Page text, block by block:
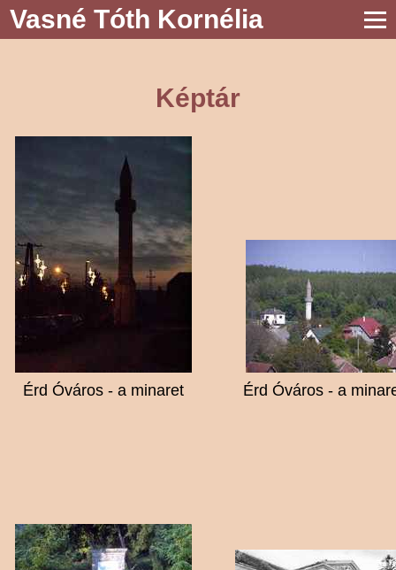
Vasné Tóth Kornélia
Képtár
Érd Óváros - a minaret Érd Óváros - a